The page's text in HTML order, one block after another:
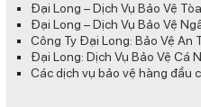
Đại Long – Dịch Vụ Bảo Vệ
Đại Long – Dịch Vụ Bảo Vệ
Công Ty Đại Long: Bảo Vệ An
Đại Long: Dịch Vụ Bảo Vệ Cá
Các dịch vụ bảo vệ hàng đầu